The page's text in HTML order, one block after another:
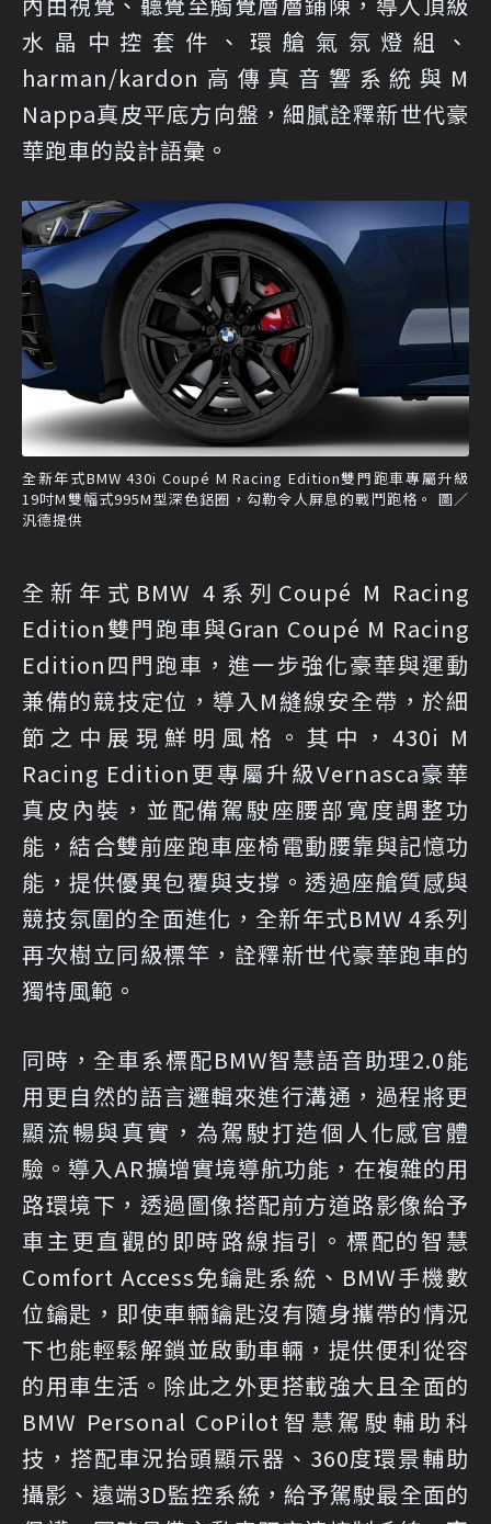
水晶中控套件、環艙氣氛燈組、
harman/kardon高傳真音響系統與M
Nappa真皮平底方向盤，細膩詮釋新世代豪
華跑車的設計語彙。
全新年式BMW 430i Coupé M Racing Edition雙門跑車專屬升級
19吋M雙幅式995M型深色鋁圈，勾勒令人屏息的戰鬥跑格。 圖／
汎德提供
全新年式BMW 4系列Coupé M Racing
Edition雙門跑車與Gran Coupé M Racing
Edition四門跑車，進一步強化豪華與運動
兼備的競技定位，導入M縫線安全帶，於細
節之中展現鮮明風格。其中，430i M
Racing Edition更專屬升級Vernasca豪華
真皮內裝，並配備駕駛座腰部寬度調整功
能，結合雙前座跑車座椅電動腰靠與記憶功
能，提供優異包覆與支撐。透過座艙質感與
競技氛圍的全面進化，全新年式BMW 4系列
再次樹立同級標竿，詮釋新世代豪華跑車的
獨特風範。
同時，全車系標配BMW智慧語音助理2.0能
用更自然的語言邏輯來進行溝通，過程將更
顯流暢與真實，為駕駛打造個人化感官體
驗。導入AR擴增實境導航功能，在複雜的用
路環境下，透過圖像搭配前方道路影像給予
車主更直觀的即時路線指引。標配的智慧
Comfort Access免鑰匙系統、BMW手機數
位鑰匙，即使車輛鑰匙沒有隨身攜帶的情況
下也能輕鬆解鎖並啟動車輛，提供便利從容
的用車生活。除此之外更搭載強大且全面的
BMW Personal CoPilot智慧駕駛輔助科
技，搭配車況抬頭顯示器、360度環景輔助
攝影、遠端3D監控系統，給予駕駛最全面的